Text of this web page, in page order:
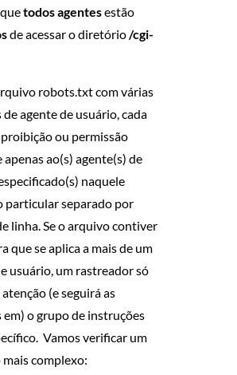
todos agentesestão
de acessar o diretório/cgi-
robots.txt com várias
agente de usuário, cada
ou permissão
apenas ao(s) agente(s) de
naquele
particular separado por
linha. Se o arquivo contiver
que se aplica a mais de um
usuário, um rastreador só
(e seguirá as
o grupo de instruções
Vamos verificar um
complexo: